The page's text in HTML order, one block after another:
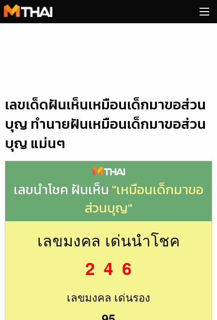
Skip
to
เลขเด็ดฝันเห็นเหมือนเด็กมาขอส่วน
บุญ ทำนายฝันเหมือนเด็กมาขอส่วน
บุญ แม่นๆ
เลขนำโชค ฝันเห็น "เหมือนเด็กมาขอ
ส่วนบุญ"
เลขมงคล เด่นนำโชค
2 4 6
เลขมงคล เด่นรอง